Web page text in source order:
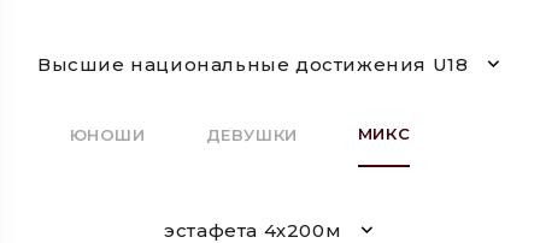
Высшие национальные достижения U18
ЮНОШИ ДЕВУШКИ МИКС
эстафета 4х200м